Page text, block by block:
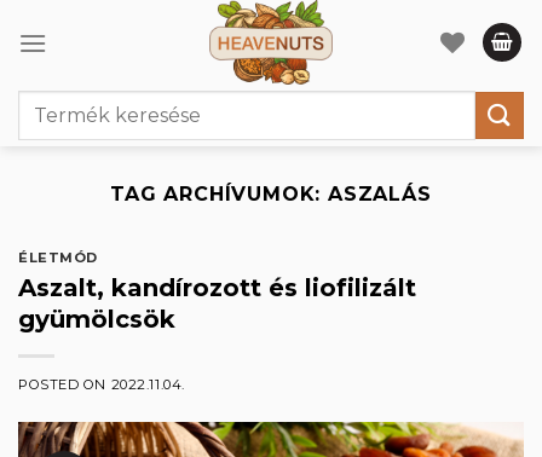
Keresés
TAG ARCHÍVUMOK:ASZALÁS
ÉLETMÓD
Aszalt, kandírozott és liofilizált
gyümölcsök
POSTED ON 2022.11.04.